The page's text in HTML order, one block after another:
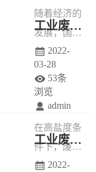
随着经济的
发展，国家
对废水处
理、污水处
理极为重
视，废水的
处理好坏关
乎着环境生
态！
工业废水处理工艺-电解工艺
2022-
03-28
53条
浏览
admin
在高盐度条
件下，废水
具有较高的
工业废水处理方法-MBR工艺
2022-